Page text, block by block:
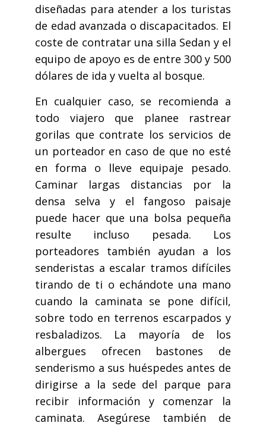
diseñadas para atender a los turistas
de edad avanzada o discapacitados. El
coste de contratar una silla Sedan y el
equipo de apoyo es de entre 300 y 500
dólares de ida y vuelta al bosque.
En cualquier caso, se recomienda a
todo viajero que planee rastrear
gorilas que contrate los servicios de
un porteador en caso de que no esté
en forma o lleve equipaje pesado.
Caminar largas distancias por la
densa selva y el fangoso paisaje
puede hacer que una bolsa pequeña
resulte incluso pesada. Los
porteadores también ayudan a los
senderistas a escalar tramos difíciles
tirando de ti o echándote una mano
cuando la caminata se pone difícil,
sobre todo en terrenos escarpados y
resbaladizos. La mayoría de los
albergues ofrecen bastones de
senderismo a sus huéspedes antes de
dirigirse a la sede del parque para
recibir información y comenzar la
caminata. Asegúrese también de